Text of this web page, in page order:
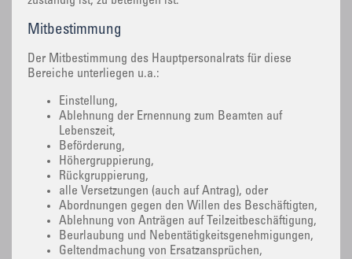
Mitbestimmung
Der Mitbestimmung des Hauptpersonalrats für diese
Bereiche unterliegen u.a.:
Einstellung,
Ablehnung der Ernennung zum Beamten auf
Lebenszeit,
Beförderung,
Höhergruppierung,
Rückgruppierung,
alle Versetzungen (auch auf Antrag), oder
Abordnungen gegen den Willen des Beschäftigten,
Ablehnung von Anträgen auf Teilzeitbeschäftigung,
Beurlaubung und Nebentätigkeitsgenehmigungen,
Geltendmachung von Ersatzansprüchen,